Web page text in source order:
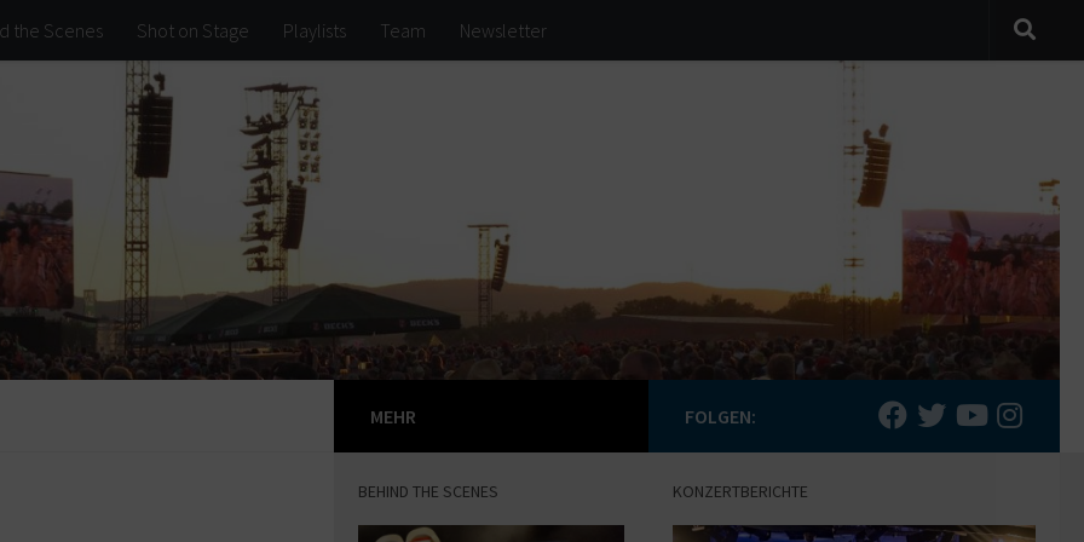
the Scenes Shot on Stage Playlists Team Newsletter
FOLGEN:
KONZERTBERICHTE
MEHR
BEHIND THE SCENES